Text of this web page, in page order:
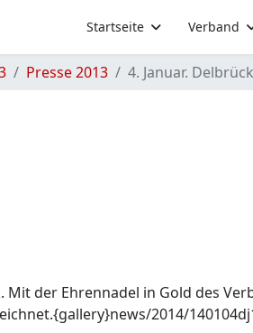
Startseite Verband
Presse 2013 4. Januar.
der Ehrennadel in Gold des
2014/